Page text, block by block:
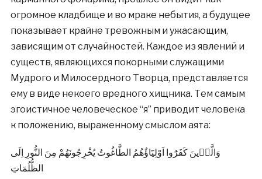
огромное кладбище и во мраке небытия, а будущее
показывает крайне тревожным и ужасающим,
зависящим от случайностей. Каждое из явлений и
существ, являющихся покорными служащими
Мудрого и Милосердного Творца, представляется
ему в виде некоего вредного хищника. Тем самым
эгоистичное человеческое “я” приводит человека
к положению, выраженному смыслом аята:
وَالَّذٖينَ كَفَرُٓوا اَوْلِيَٓاؤُهُمُ الطَّاغُوتُ يُخْرِجُونَهُمْ مِنَ النُّورِ اِلَى
الظُّلُمَاتِ